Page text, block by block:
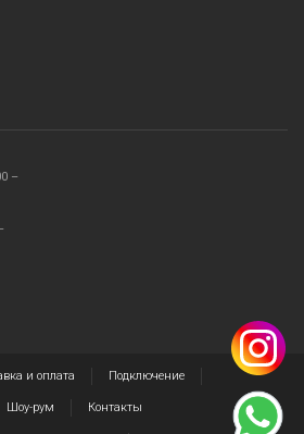
–
и оплата Подключение
Шоу-рум Контакты